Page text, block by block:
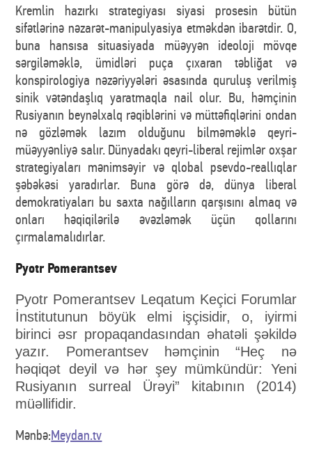
Kremlin hazırkı strategiyası siyasi prosesin bütün
sifətlərinə nəzarət-manipulyasiya etməkdən ibarətdir. O,
buna hansısa situasiyada müəyyən ideoloji mövqe
sərgiləməklə, ümidləri puça çıxaran təbliğat və
konspirologiya nəzəriyyələri əsasında quruluş verilmiş
sinik vətəndaşlıq yaratmaqla nail olur. Bu, həmçinin
Rusiyanın beynəlxalq rəqiblərini və müttəfiqlərini ondan
nə gözləmək lazım olduğunu bilməməklə qeyri-
müəyyənliyə salır. Dünyadakı qeyri-liberal rejimlər oxşar
strategiyaları mənimsəyir və qlobal psevdo-reallıqlar
şəbəkəsi yaradırlar. Buna görə də, dünya liberal
demokratiyaları bu saxta nağılların qarşısını almaq və
onları həqiqilərilə əvəzləmək üçün qollarını
çırmalamalıdırlar.
Pyotr Pomerantsev
Pyotr Pomerantsev Leqatum Keçici Forumlar
İnstitutunun böyük elmi işçisidir, o, iyirmi
birinci əsr propaqandasından əhatəli şəkildə
yazır. Pomerantsev həmçinin “Heç nə
həqiqət deyil və hər şey mümkündür: Yeni
Rusiyanın surreal Ürəyi” kitabının (2014)
müəllifidir.
Mənbə:Meydan.tv